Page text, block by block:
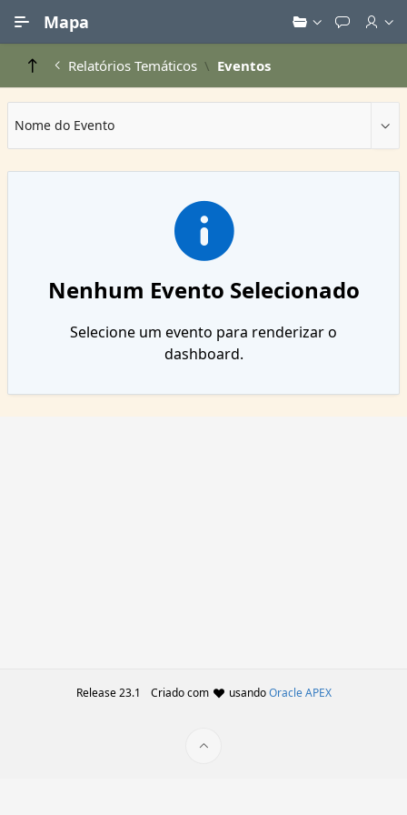
Mapa
Relatórios Temáticos Eventos
Nome do Evento
Nenhum Evento Selecionado
Selecione um evento para renderizar o
dashboard.
Release 23.1 Criado com usandoOracle APEX